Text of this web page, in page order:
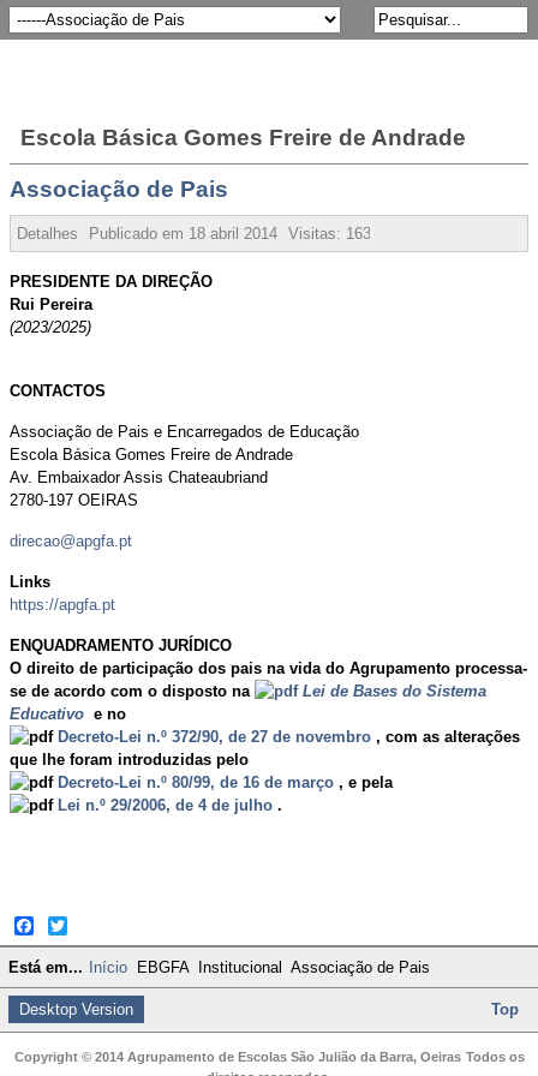
Escola Básica Gomes Freire de Andrade
Associação de Pais
Detalhes Publicado em 18 abril 2014 Visitas: 163046
PRESIDENTE DA DIREÇÃO
Rui Pereira
(2023/2025)
CONTACTOS
Associação de Pais e Encarregados de Educação
Escola Básica Gomes Freire de Andrade
Av. Embaixador Assis Chateaubriand
2780-197 OEIRAS
direcao@apgfa.pt
Links
https://apgfa.pt
ENQUADRAMENTO JURÍDICO
O direito de participação dos pais na vida do Agrupamento processa-
se de acordo com o disposto na
Lei de Bases do Sistema
Educativo e no
Decreto-Lei n.º 372/90, de 27 de novembro , com as alterações
que lhe foram introduzidas pelo
Decreto-Lei n.º 80/99, de 16 de março , e pela
Lei n.º 29/2006, de 4 de julho .
Facebook
Twitter
Está em... Início EBGFA Institucional Associação de Pais
Desktop Version Top
Copyright © 2014 Agrupamento de Escolas São Julião da Barra, Oeiras Todos os